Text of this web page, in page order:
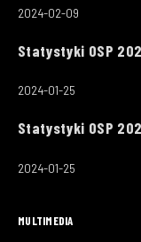
2024-02-09
Statystyki OSP
2024-01-25
Statystyki OSP
2024-01-25
MULTIMEDIA